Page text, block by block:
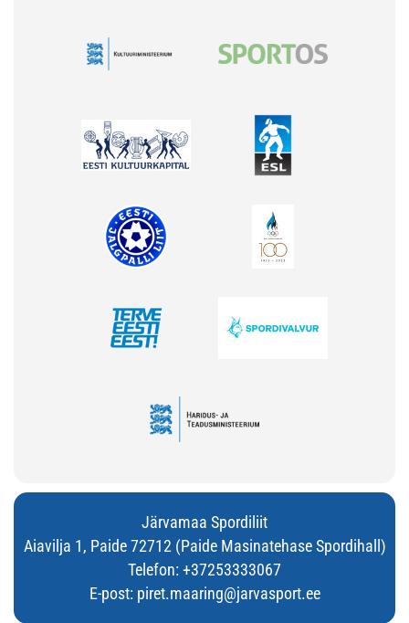
Järvamaa Spordiliit
Aiavilja 1, Paide 72712 (Paide Masinatehase Spordihall)
Telefon: +37253333067
E-post: piret.maaring@jarvasport.ee